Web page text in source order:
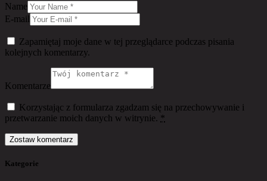
Name
E-mail
Zapamiętaj moje dane w tej przeglądarce podczas pisania
kolejnych komentarzy.
Komentarze
Korzystając z formularza zgadzam się na przechowywanie i
przetwarzanie moich danych w witrynie. *
Kategorie